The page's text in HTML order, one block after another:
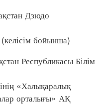
Дзюдо
бойынша)
Республикасы Білім
АҚ